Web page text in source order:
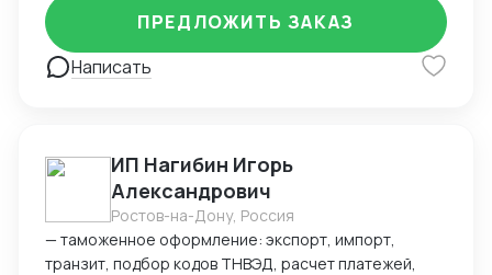
контролирую количество товаров, чтобы убедиться,
что оно соответствует оговоренным условиям.
Написать
ПРЕДЛОЖИТЬ ЗАКАЗ
ИП Нагибин Игорь
Александрович
Ростов-на-Дону, Россия
— таможенное оформление: экспорт, импорт,
транзит, подбор кодов ТНВЭД, расчет платежей,